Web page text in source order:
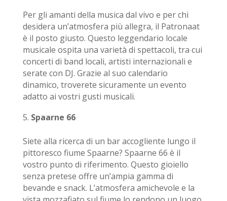
Per gli amanti della musica dal vivo e per chi
desidera un’atmosfera più allegra, il Patronaat
è il posto giusto. Questo leggendario locale
musicale ospita una varietà di spettacoli, tra cui
concerti di band locali, artisti internazionali e
serate con DJ. Grazie al suo calendario
dinamico, troverete sicuramente un evento
adatto ai vostri gusti musicali.
Spaarne 66
Siete alla ricerca di un bar accogliente lungo il
pittoresco fiume Spaarne? Spaarne 66 è il
vostro punto di riferimento. Questo gioiello
senza pretese offre un’ampia gamma di
bevande e snack. L’atmosfera amichevole e la